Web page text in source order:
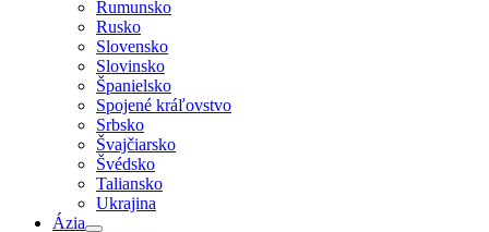
Rumunsko
Rusko
Slovensko
Slovinsko
Španielsko
Spojené kráľovstvo
Srbsko
Švajčiarsko
Švédsko
Taliansko
Ukrajina
Ázia